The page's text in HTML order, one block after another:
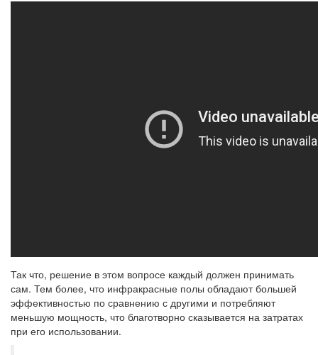
Так что, решение в этом вопросе каждый должен принимать
сам. Тем более, что инфракрасные полы обладают большей
эффективностью по сравнению с другими и потребляют
меньшую мощность, что благотворно сказывается на затратах
при его использовании.